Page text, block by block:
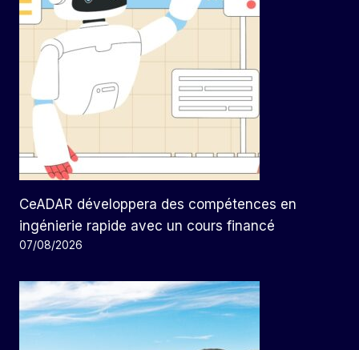
CeADAR développera des compétences en
ingénierie rapide avec un cours financé
07/08/2026